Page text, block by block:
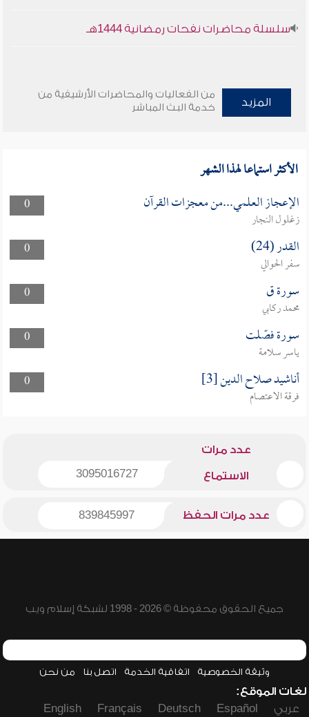
سلسلة محاضرات نفحات رمضانية 1444هـ
المزيد
من الفعاليات والمحاضرات الأرشيفية من
خدمة البث المباشر
الأكثر استماعا لهذا الشهر
0 الإعجاز العلمي...من معجزات القرآن
زغلول النجار
0
القدر (24)
سفر الحوالي
0
سورة ق
محمد ركابي
0
سورة فصّلت
ياسر سلامة
0
أناشيد صلاح الدين [3]
فرقة الاعتصام
عدد مرات
الاستماع 3095016727
عدد مرات الحفظ 839845997
جميع الحقوق محفوظة © 2026 - 1998 لشبكة إسلام ويب
وثيقة الخصوصية اتفاقية الخدمة اتصل بنا من نحن
لغات الموقع:
عربي
Español
Deutsch
Français
English